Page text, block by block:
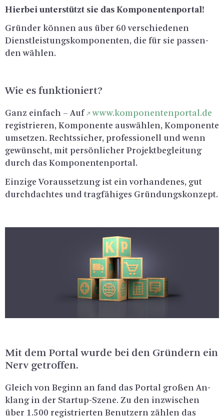
Hier­bei un­ter­stützt sie das Kom­po­nen­ten­por­tal!
Grün­der kön­nen aus über 60 ver­schie­de­nen
Dienst­leis­tungs­kom­po­nen­ten, die für sie pas­sen­
den wäh­len.
Wie es funk­tio­niert?
Ganz ein­fach – Auf
www.​komponentenportal.​de
re­gis­trie­ren, Kom­po­nen­te aus­wäh­len, Kom­po­nen­te
um­set­zen. Rechts­si­cher, pro­fes­sio­nell und wenn
ge­wünscht, mit per­sön­li­cher Pro­jekt­be­glei­tung
durch das Kom­po­nen­ten­por­tal.
Ein­zi­ge Vor­aus­set­zung ist ein vor­han­de­nes, gut
durch­dach­tes und trag­fä­hi­ges Grün­dungs­kon­zept.
Mit dem Por­tal wurde bei den Grün­dern ein
Nerv ge­trof­fen.
Gleich von Be­ginn an fand das Por­tal gro­ßen An­
klang in der Star­t­up-Sze­ne. Zu den in­zwi­schen
über 1.500 re­gis­trier­ten Be­nut­zern zäh­len das